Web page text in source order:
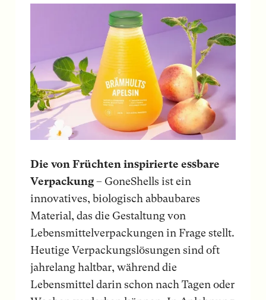
Die von Früchten inspirierte essbare
Verpackung– GoneShells ist ein
innovatives, biologisch abbaubares
Material, das die Gestaltung von
Lebensmittelverpackungen in Frage stellt.
Heutige Verpackungslösungen sind oft
jahrelang haltbar, während die
Lebensmittel darin schon nach Tagen oder